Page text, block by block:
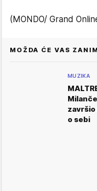
(MONDO/ Grand
MOŽDA ĆE VAS
MUZIKA
završio
o sebi